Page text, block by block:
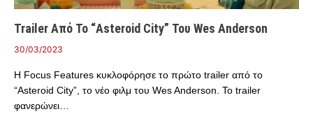
Trailer Από Το “Asteroid City” Του Wes Anderson
30/03/2023
Η Focus Features κυκλοφόρησε το πρώτο trailer από το
“Asteroid City”, το νέο φιλμ του Wes Anderson. Το trailer
φανερώνει…